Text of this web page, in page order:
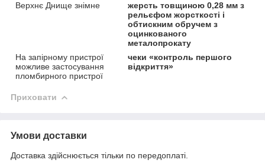
Верхнє Днище знімне
жерсть товщиною 0,28 мм з
рельєфом жорсткості і
обтискним обручем з
оцинкованого
металопрокату
На запірному пристрої
можливе застосування
пломбирного пристрої
чеки «контроль першого
відкриття»
Приховати
Умови доставки
Доставка здійснюється тільки по передоплаті.